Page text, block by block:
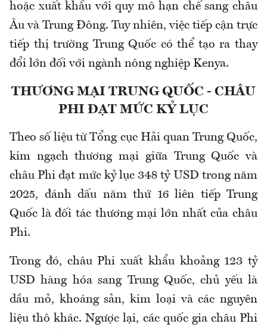
hoặc xuất khẩu với quy mô hạn chế sang châu
Âu và Trung Đông. Tuy nhiên, việc tiếp cận trực
tiếp thị trường Trung Quốc có thể tạo ra thay
đổi lớn đối với ngành nông nghiệp Kenya.
THƯƠNG MẠI TRUNG QUỐC - CHÂU
PHI ĐẠT MỨC KỶ LỤC
Theo số liệu từ Tổng cục Hải quan Trung Quốc,
kim ngạch thương mại giữa Trung Quốc và
châu Phi đạt mức kỷ lục 348 tỷ USD trong năm
2025, đánh dấu năm thứ 16 liên tiếp Trung
Quốc là đối tác thương mại lớn nhất của châu
Phi.
Trong đó, châu Phi xuất khẩu khoảng 123 tỷ
USD hàng hóa sang Trung Quốc, chủ yếu là
dầu mỏ, khoáng sản, kim loại và các nguyên
liệu thô khác. Ngược lại, các quốc gia châu Phi